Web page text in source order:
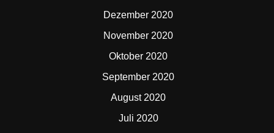
Dezember 2020
November 2020
Oktober 2020
September 2020
August 2020
Juli 2020